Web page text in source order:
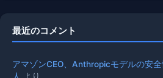
最近のコメント
アマゾンCEO、Anthropicモデルの安全
人
より